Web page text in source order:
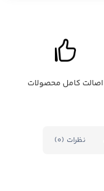
اصالت کامل محصولات
نظرات (0)